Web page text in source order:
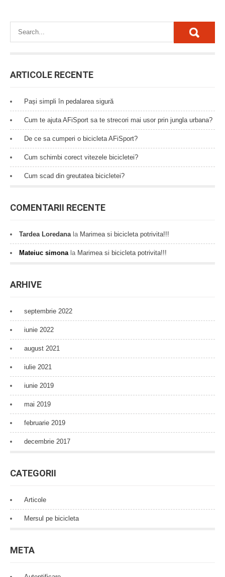
ARTICOLE RECENTE
Pași simpli în pedalarea sigură
Cum te ajuta AFiSport sa te strecori mai usor prin jungla urbana?
De ce sa cumperi o bicicleta AFiSport?
Cum schimbi corect vitezele bicicletei?
Cum scad din greutatea bicicletei?
COMENTARII RECENTE
Tardea Loredanala Marimea si bicicleta potrivita!!!
Mateiuc simonala Marimea si bicicleta potrivita!!!
ARHIVE
septembrie 2022
iunie 2022
august 2021
iulie 2021
iunie 2019
mai 2019
februarie 2019
decembrie 2017
CATEGORII
Articole
Mersul pe bicicleta
META